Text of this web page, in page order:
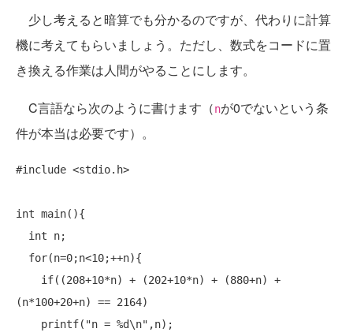
少し考えると暗算でも分かるのですが、代わりに計算
機に考えてもらいましょう。ただし、数式をコードに置
き換える作業は人間がやることにします。
C言語なら次のように書けます（nが0でないという条
件が本当は必要です）。
#include <stdio.h>
int main(){
int n;
for(n=0;n<10;++n){
if((208+10*n) + (202+10*n) + (880+n) +
(n*100+20+n) == 2164)
    printf(
"n = %d\n" ,n);